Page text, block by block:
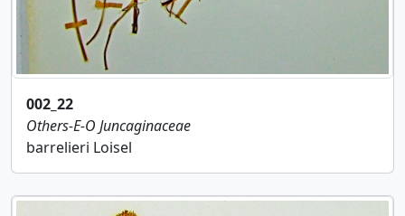
002_22
Others-E-O Juncaginaceae
barrelieri Loisel